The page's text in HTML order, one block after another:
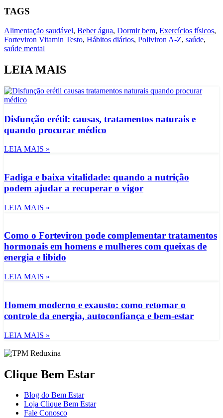
TAGS
Alimentação saudável, Beber água, Dormir bem, Exercícios físicos,
Forteviron Vitamin Testo, Hábitos diários, Poliviron A-Z, saúde,
saúde mental
LEIA MAIS
Disfunção erétil: causas, tratamentos naturais e
quando procurar médico
LEIA MAIS »
Fadiga e baixa vitalidade: quando a nutrição
podem ajudar a recuperar o vigor
LEIA MAIS »
Como o Forteviron pode complementar tratamentos
hormonais em homens e mulheres com queixas de
energia e libido
LEIA MAIS »
Homem moderno e exausto: como retomar o
controle da energia, autoconfiança e bem-estar
LEIA MAIS »
Clique Bem Estar
Blog do Bem Estar
Loja Clique Bem Estar
Fale Conosco